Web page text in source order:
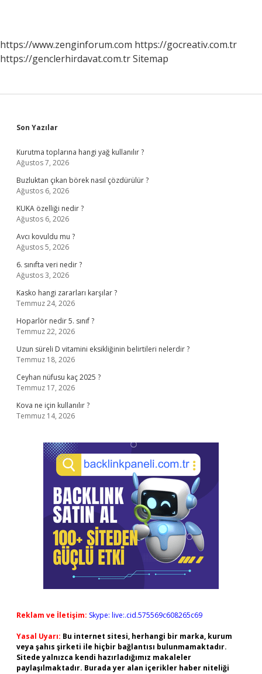
https://www.zenginforum.com https://gocreativ.com.tr
https://genclerhirdavat.com.trSitemap
Sidebar
Son Yazılar
Kurutma toplarına hangi yağ kullanılır ?
Ağustos 7, 2026
Buzluktan çıkan börek nasıl çözdürülür ?
Ağustos 6, 2026
KUKA özelliği nedir ?
Ağustos 6, 2026
Avcı kovuldu mu ?
Ağustos 5, 2026
6. sınıfta veri nedir ?
Ağustos 3, 2026
Kasko hangi zararları karşılar ?
Temmuz 24, 2026
Hoparlör nedir 5. sınıf ?
Temmuz 22, 2026
Uzun süreli D vitamini eksikliğinin belirtileri nelerdir ?
Temmuz 18, 2026
Ceyhan nüfusu kaç 2025 ?
Temmuz 17, 2026
Kova ne için kullanılır ?
Temmuz 14, 2026
Reklam ve İletişim: Skype: live:.cid.575569c608265c69
Yasal Uyarı: Bu internet sitesi, herhangi bir marka, kurum
veya şahıs şirketi ile hiçbir bağlantısı bulunmamaktadır.
Sitede yalnızca kendi hazırladığımız makaleler
paylaşılmaktadır. Burada yer alan içerikler haber niteliği